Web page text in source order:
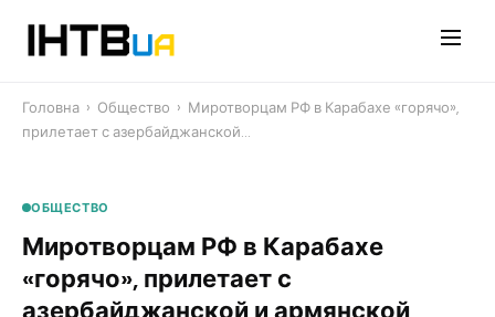
Головна › Общество › ​Миротворцам РФ в Карабахе «горячо»,
прилетает с азербайджанской…
ОБЩЕСТВО
​Миротворцам РФ в Карабахе
«горячо», прилетает с